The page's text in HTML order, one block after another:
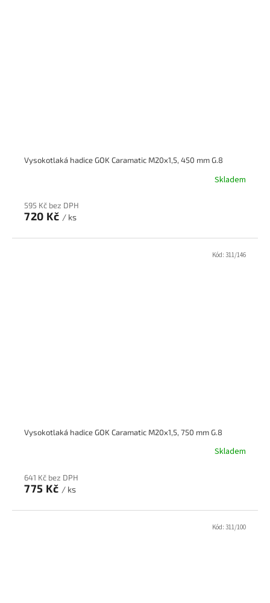
Vysokotlaká hadice GOK Caramatic M20x1,5, 450 mm G.8
Skladem
595 Kč bez DPH
720 Kč / ks
Vysokotlaká hadice GOK Caramatic M20x1,5, 750 mm G.8
Skladem
641 Kč bez DPH
775 Kč / ks
Kód: 311/146
Kód: 311/100